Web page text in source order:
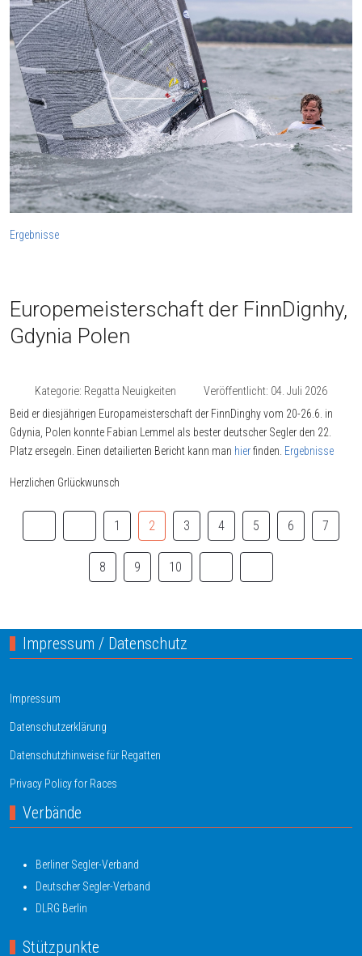
Ergebnisse
Europemeisterschaft der FinnDignhy,
Gdynia Polen
Kategorie: Regatta Neuigkeiten Veröffentlicht: 04. Juli 2026
Beid er diesjährigen Europameisterschaft der FinnDinghy vom 20-26.6. in
Gdynia, Polen konnte Fabian Lemmel als bester deutscher Segler den 22.
Platz ersegeln. Einen detailierten Bericht kann man hierfinden. Ergebnisse
Herzlichen Grlückwunsch
1 2 3 4 5 6 7
8 9 10
Impressum / Datenschutz
Impressum
Datenschutzerklärung
Datenschutzhinweise für Regatten
Privacy Policy for Races
Verbände
Berliner Segler-Verband
Deutscher Segler-Verband
DLRG Berlin
Stützpunkte